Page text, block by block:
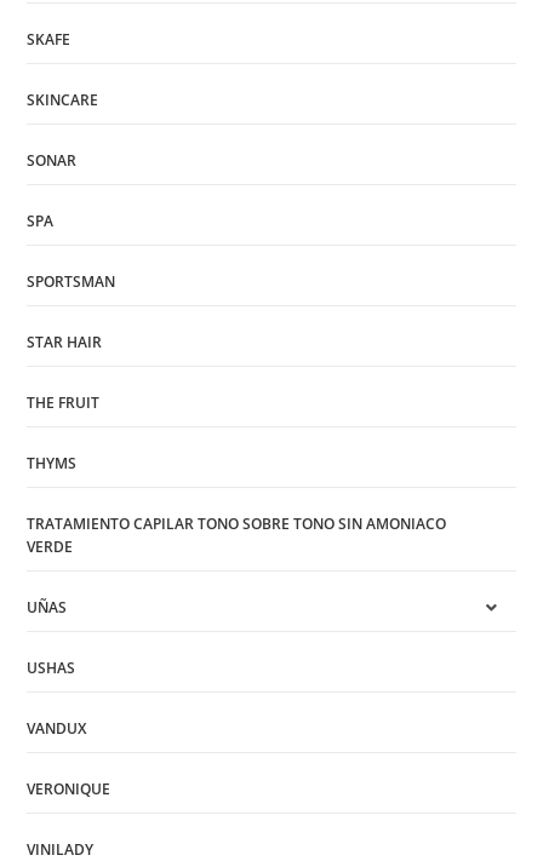
SKAFE
SKINCARE
SONAR
SPA
SPORTSMAN
STAR HAIR
THE FRUIT
THYMS
TRATAMIENTO CAPILAR TONO SOBRE TONO SIN AMONIACO
VERDE
UÑAS
USHAS
VANDUX
VERONIQUE
VINILADY